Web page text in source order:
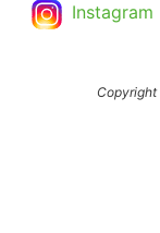
Instagram